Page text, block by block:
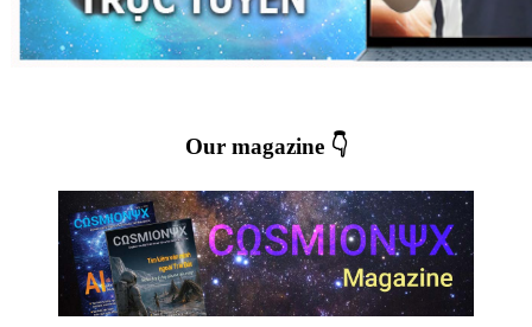
Our magazine 👇